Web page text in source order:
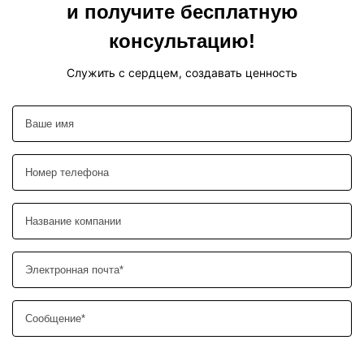
и получите бесплатную
консультацию!
Служить с сердцем, создавать ценность